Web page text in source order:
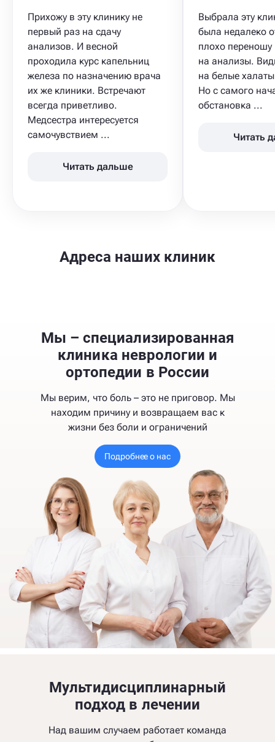
Прихожу в эту клинику не
первый раз на сдачу
анализов. И весной
проходила курс капельниц
железа по назначению врача
их же клиники. Встречают
всегда приветливо.
Медсестра интересуется
самочувствием ...
Читать дальше
Выбрала эту
была недалеко
плохо переношу
на анализы.
на белые
Но с самого
обстановка ...
Читать
Адреса наших клиник
Мы – специализированная
клиника неврологии и
ортопедии в России
Мы верим, что боль – это не приговор. Мы
находим причину и возвращаем вас к
жизни без боли и ограничений
Подробнее о нас
Мультидисциплинарный
подход в лечении
Над вашим случаем работает команда